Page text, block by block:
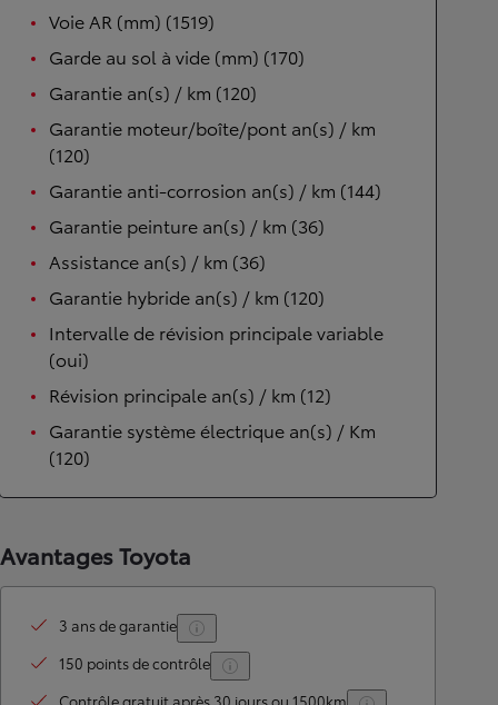
Voie AR (mm) (1519)
Garde au sol à vide (mm) (170)
Garantie an(s) / km (120)
Garantie moteur/boîte/pont an(s) / km
(120)
Garantie anti-corrosion an(s) / km (144)
Garantie peinture an(s) / km (36)
Assistance an(s) / km (36)
Garantie hybride an(s) / km (120)
Intervalle de révision principale variable
(oui)
Révision principale an(s) / km (12)
Garantie système électrique an(s) / Km
(120)
Avantages Toyota
3 ans de garantie
150 points de contrôle
Contrôle gratuit après 30 jours ou 1500km